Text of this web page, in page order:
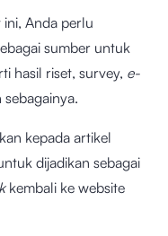
Anda perlu
sumber untuk
hasil riset, survey, e-
kepada artikel
dijadikan sebagai
kembali ke website